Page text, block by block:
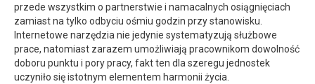
przede wszystkim o partnerstwie i namacalnych osiągnięciach
zamiast na tylko odbyciu ośmiu godzin przy stanowisku.
Internetowe narzędzia nie jedynie systematyzują służbowe
prace, natomiast zarazem umożliwiają pracownikom dowolność
doboru punktu i pory pracy, fakt ten dla szeregu jednostek
uczyniło się istotnym elementem harmonii życia.